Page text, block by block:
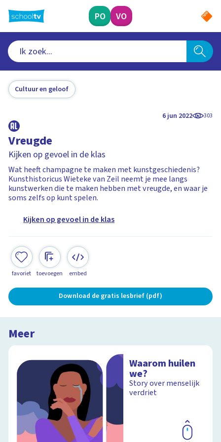
naar
hoofdinhoud
PO VO
Cultuur en geloof
6 jun 2022 303
Vreugde
Kijken op gevoel in de klas
Wat heeft champagne te maken met kunstgeschiedenis?
Kunsthistoricus Wieteke van Zeil neemt je mee langs
kunstwerken die te maken hebben met vreugde, en waar je
soms zelfs op kunt spelen.
Kijken op gevoel in de klas
favoriet toevoegen embed
Download de gratis lesbrief (pdf)
Meer
Waarom huilen
we?
Story over menselijk
verdriet